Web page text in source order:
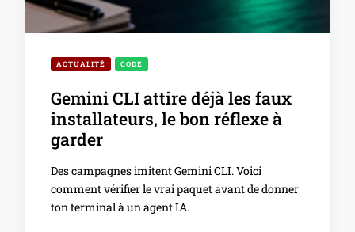
ACTUALITÉ CODE
Gemini CLI attire déjà les faux
installateurs, le bon réflexe à
garder
Des campagnes imitent Gemini CLI. Voici
comment vérifier le vrai paquet avant de donner
ton terminal à un agent IA.